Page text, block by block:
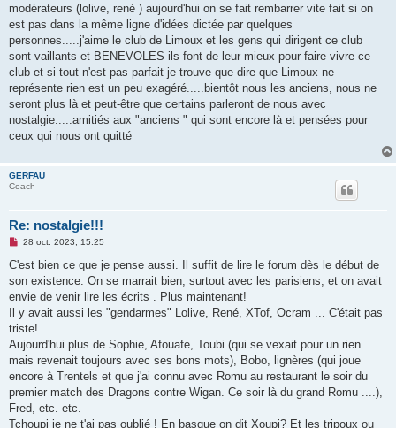
l
u
modérateurs (lolive, rené ) aujourd'hui on se fait rembarrer vite fait si on
est pas dans la même ligne d'idées dictée par quelques
personnes.....j'aime le club de Limoux et les gens qui dirigent ce club
sont vaillants et BENEVOLES ils font de leur mieux pour faire vivre ce
club et si tout n'est pas parfait je trouve que dire que Limoux ne
représente rien est un peu exagéré.....bientôt nous les anciens, nous ne
seront plus là et peut-être que certains parleront de nous avec
nostalgie.....amitiés aux "anciens " qui sont encore là et pensées pour
ceux qui nous ont quitté
GERFAU
Coach
Re: nostalgie!!!
M
s
a
g
n
o
l
u
28 oct. 2023, 15:25
C'est bien ce que je pense aussi. Il suffit de lire le forum dès le début de
son existence. On se marrait bien, surtout avec les parisiens, et on avait
envie de venir lire les écrits . Plus maintenant!
Il y avait aussi les "gendarmes" Lolive, René, XTof, Ocram ... C'était pas
triste!
Aujourd'hui plus de Sophie, Afouafe, Toubi (qui se vexait pour un rien
mais revenait toujours avec ses bons mots), Bobo, lignères (qui joue
encore à Trentels et que j'ai connu avec Romu au restaurant le soir du
premier match des Dragons contre Wigan. Ce soir là du grand Romu ....),
Fred, etc. etc.
Tchoupi je ne t'ai pas oublié ! En basque on dit Xoupi? Et les tripoux ou